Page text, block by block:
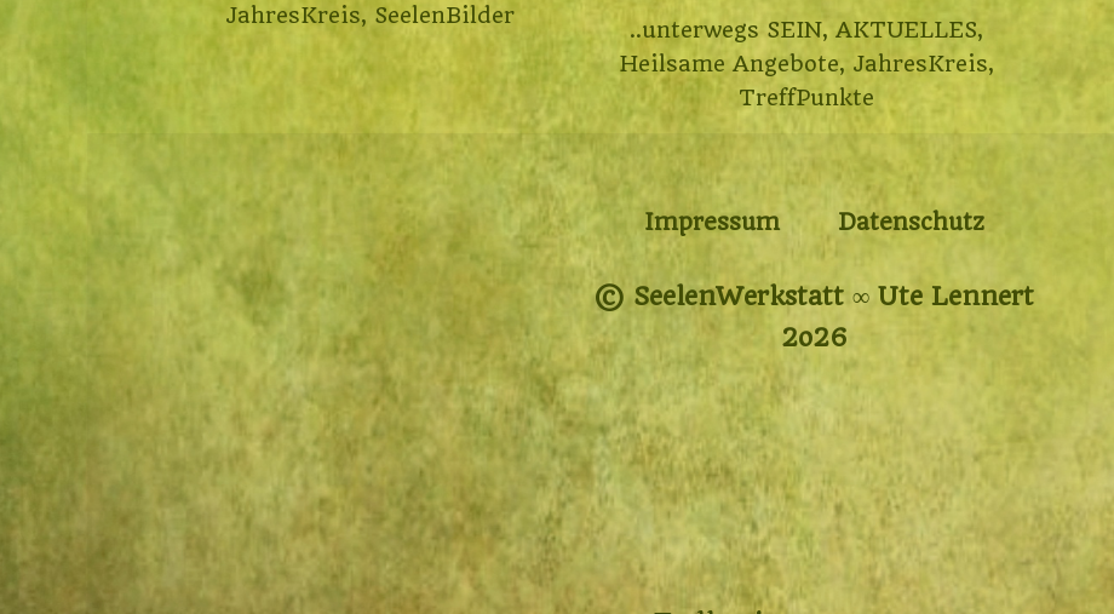
JahresKreis, SeelenBilder
..unterwegs SEIN,AKTUELLES,
Heilsame Angebote, JahresKreis,
TreffPunkte
Impressum Datenschutz
© SeelenWerkstatt ∞ Ute Lennert
2o26